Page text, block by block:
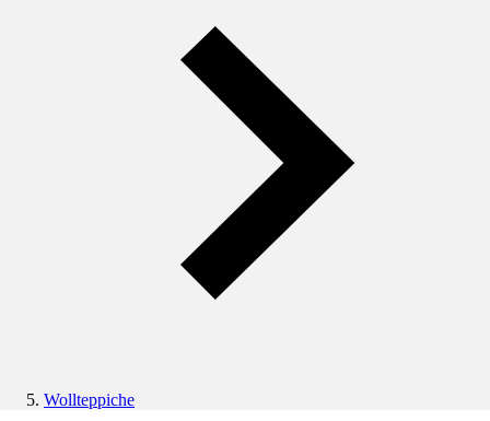
Wollteppiche